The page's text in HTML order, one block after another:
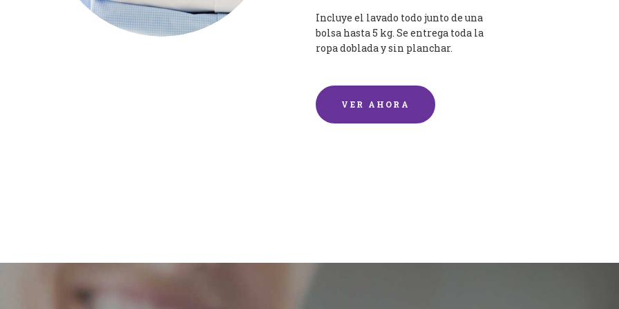
Incluye el lavado todo junto de una
bolsa hasta 5 kg. Se entrega toda la
ropa doblada y sin planchar.
VER AHORA